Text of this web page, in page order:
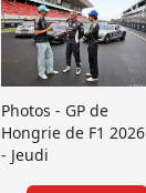
Photos - GP de
Hongrie de F1 2026
- Jeudi